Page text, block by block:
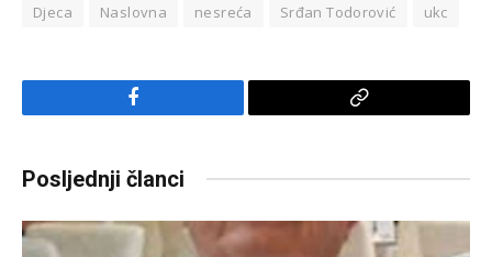
Djeca Naslovna nesreća Srđan Todorović ukc
Facebook
Copy
Posljednji članci